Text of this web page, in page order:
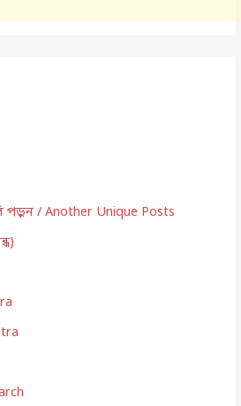
পড়ুন / Another Unique Posts